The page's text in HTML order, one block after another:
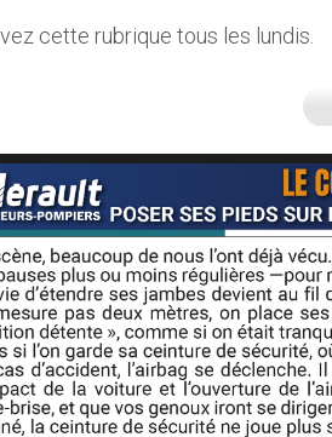
cette rubrique tous les lundis.